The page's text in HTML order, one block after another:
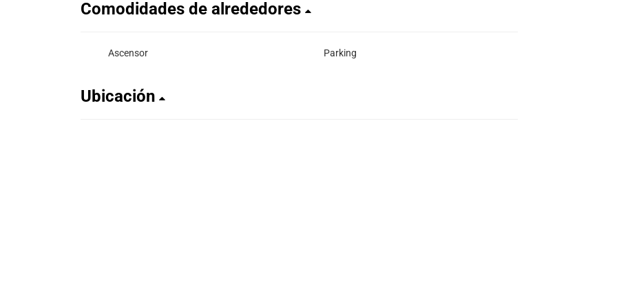
Comodidades de alrededores
Ascensor Parking
Ubicación